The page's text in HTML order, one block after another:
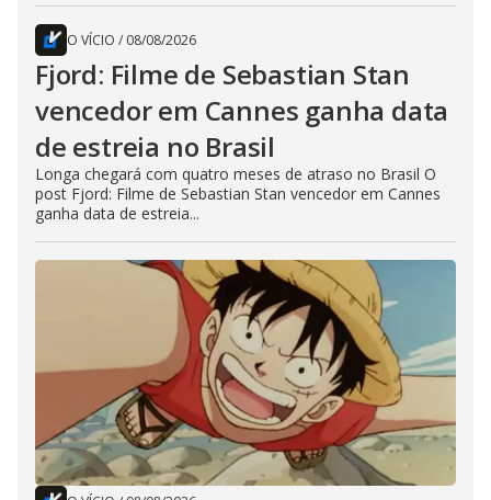
O VÍCIO / 08/08/2026
Fjord: Filme de Sebastian Stan
vencedor em Cannes ganha data
de estreia no Brasil
Longa chegará com quatro meses de atraso no Brasil O
post Fjord: Filme de Sebastian Stan vencedor em Cannes
ganha data de estreia...